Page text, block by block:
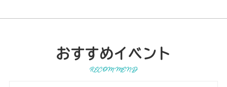
おすすめイベント
RECOMMEND